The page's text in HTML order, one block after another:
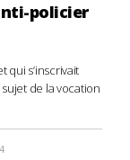
policier
qui s’inscrivait
de la vocation